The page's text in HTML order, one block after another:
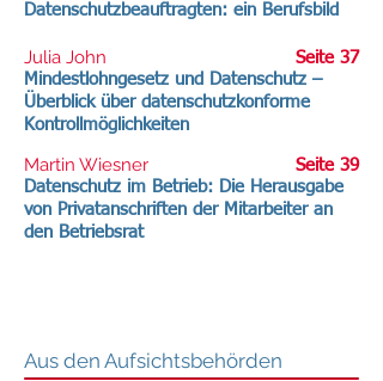
Datenschutzbeauftragten: ein Berufsbild
Julia John
Seite 37
Mindestlohngesetz und Datenschutz –
Überblick über datenschutzkonforme
Kontrollmöglichkeiten
Seite 39
Martin Wiesner
Datenschutz im Betrieb: Die Herausgabe
von Privatanschriften der Mitarbeiter an
den Betriebsrat
Aus den Aufsichtsbehörden